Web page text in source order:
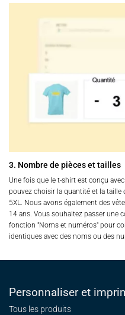
3. Nombre de pièces et tailles
Une fois que le t-shirt est conçu
pouvez choisir la quantité et la taille
5XL. Nous avons également des
14 ans. Vous souhaitez passer une
fonction "Noms et numéros" pour
identiques avec des noms ou des
Personnaliser et
Tous les produits